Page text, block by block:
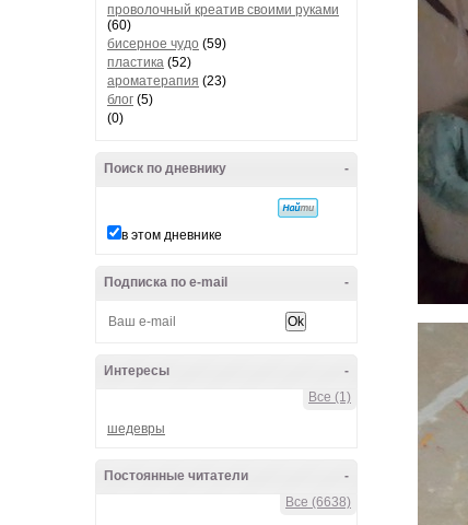
проволочный креатив своими руками
(60)
бисерное чудо (59)
пластика (52)
ароматерапия (23)
блог (5)
(0)
-
Поиск по дневнику
в этом дневнике
-
Подписка по e-mail
-
Интересы
Все (1)
шедевры
-
Постоянные читатели
Все (6638)